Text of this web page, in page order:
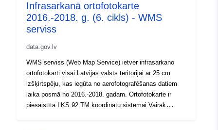
Infrasarkanā ortofotokarte
2016.-2018. g. (6. cikls) - WMS
serviss
data.gov.lv
WMS serviss (Web Map Service) ietver infrasarkano
ortofotokarti visai Latvijas valsts teritorijai ar 25 cm
izšķirtspēju, kas iegūta no aerofotografēšanas datiem
laika posmā no 2016.-2018. gadam. Ortofotokarte ir
piesaistīta LKS 92 TM koordinātu sistēmai.Vairāk